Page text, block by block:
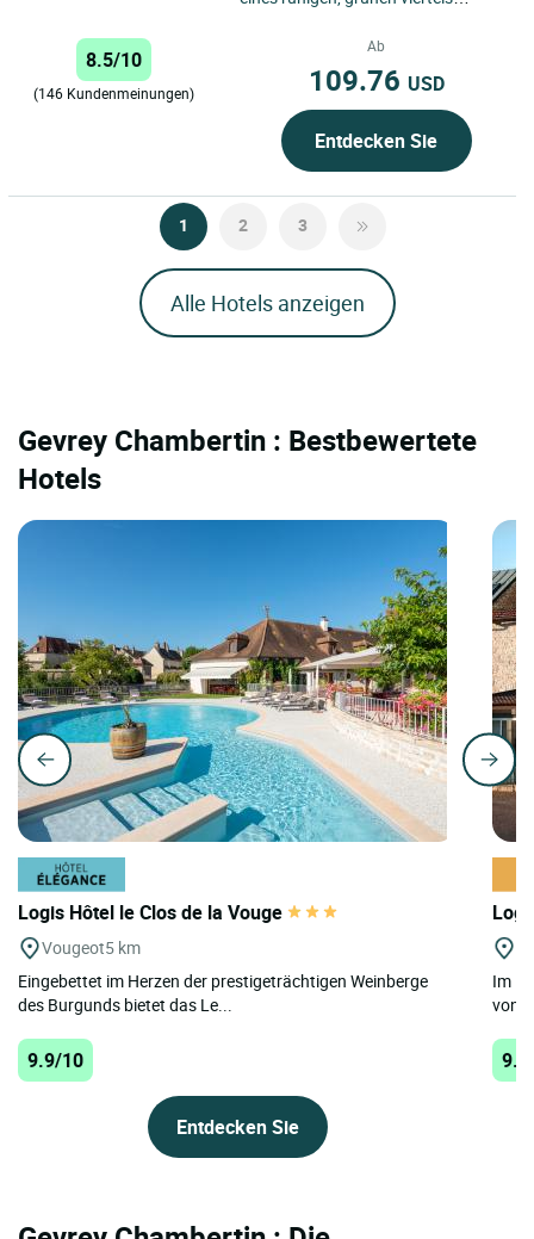
minuten vom stadtzentrum...
8.5/10
(146 Kundenmeinungen)
Ab
109.76 USD
Entdecken Sie
1 2 3
Alle Hotels anzeigen
Gevrey Chambertin : Bestbewertete
Hotels
Logis Hôtel le Clos de la Vouge
Vougeot5 km
Eingebettet im Herzen der prestigeträchtigen Weinberge
des Burgunds bietet das Le...
9.9/10
Entdecken Sie
Im
von